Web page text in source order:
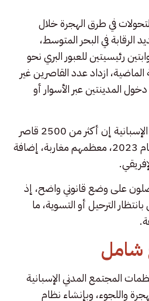
في طرق الهجرة خلال
الرقابة في البحر المتوسط،
رئيسيتين للعبور البري نحو
الماضية، ازداد عدد القاصرين غير
المدينتين عبر الأسوار أو
وتقول تقارير وزارة الداخلية الإسبانية إن أكثر من 2500 قاصر
دخلوا سبتة ومليلية منذ عام 2023، معظمهم مغاربة، إضافة
على وضع قانوني واضح، إذ
الترحيل أو التسوية، ما
شامل
المجتمع المدني الإسبانية
واللجوء، وبإنشاء نظام